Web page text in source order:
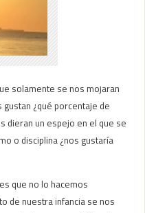
solamente se nos mojaran
¿qué porcentaje de
dieran un espejo en el que se
o disciplina ¿nos gustaría
que no lo hacemos
de nuestra infancia se nos